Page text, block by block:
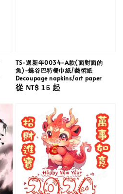
TS-過新年0034-A款(面對面的
魚)-蝶谷巴特餐巾紙/藝術紙
Decoupage napkins/art paper
Regular
從 NT$ 15起